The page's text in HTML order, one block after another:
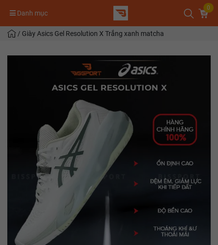
Danh mục
0
/ Giày Asics Gel Resolution X Trắng xanh matcha